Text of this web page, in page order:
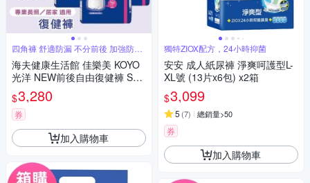
四角褲 舒適防漏 不分前後 加強防漏
褲型
海夫健康生活館 佳樂美 KOYO
光洋 NEW前後自由復健褲 S號
_共60片
$3,280
券
加入購物車
獨特ZIOX配方，24小時抑菌
安安 成人紙尿褲 淨爽呵護型L-
XL號 (13片x6包) x2箱
$3,099
5 (7) 總銷量>50
券
加入購物車